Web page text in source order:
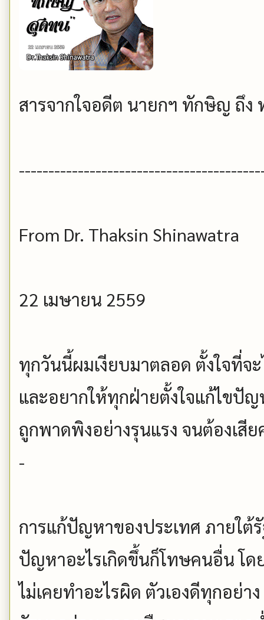
สารจากใจอดีต นายกฯ ทักษิญ ถึง
From Dr. Thaksin Shinawatra
22 เมษายน 2559
ทุกวันนี้ผมเงียบมาตลอด ตั้งใจที่จ
และอยากให้ทุกฝ่ายตั้งใจแก้ไขปั
ถูกพาดพิงอย่างรุนแรง จนต้องเสี
-
การแก้ปัญหาของประเทศ ภายใ
ปัญหาอะไรเกิดขึ้นก็โทษคนอื่น โด
ไม่เคยทำอะไรผิด ตัวเองดีทุกอย่า